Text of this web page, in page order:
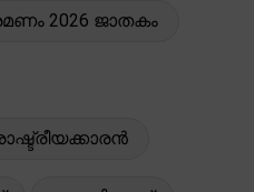
2026 ജാതകം